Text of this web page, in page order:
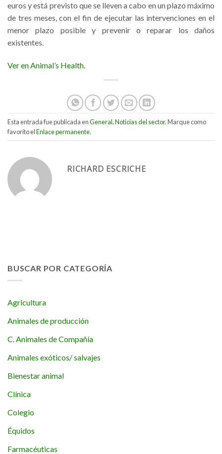
euros y está previsto que se lleven a cabo en un plazo máximo
de tres meses, con el fin de ejecutar las intervenciones en el
menor plazo posible y prevenir o reparar los daños
existentes.
Ver en Animal’s Health.
Esta entrada fue publicada enGeneral,Noticias del sector. Marque como
favorito elEnlace permanente.
RICHARD ESCRICHE
BUSCAR POR CATEGORÍA
Agricultura
Animales de producción
C. Animales de Compañía
Animales exóticos/ salvajes
Bienestar animal
Clínica
Colegio
Équidos
Farmacéuticas